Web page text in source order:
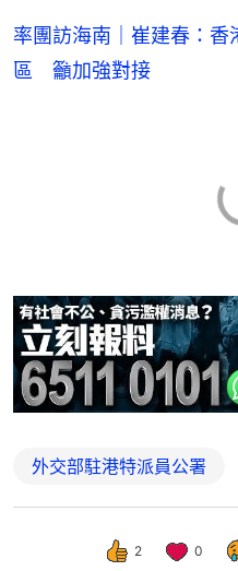
率團訪海南｜崔建春：
區 籲加強對接
外交部駐港特派員公署
2 0